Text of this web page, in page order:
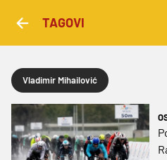
TAGOVI
Vladimir Mihailović